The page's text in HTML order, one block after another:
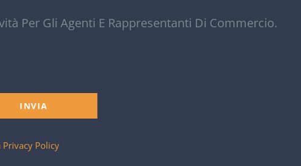
Per Gli Agenti E Rappresentanti Di Commercio.
INVIA
Privacy Policy